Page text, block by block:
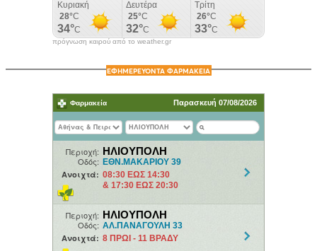
πρόγνωση καιρού από το weather.gr
ΕΦΗΜΕΡΕΥΟΝΤΑ ΦΑΡΜΑΚΕΙΑ